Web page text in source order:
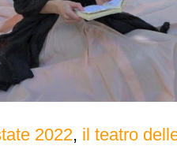
2022, il teatro